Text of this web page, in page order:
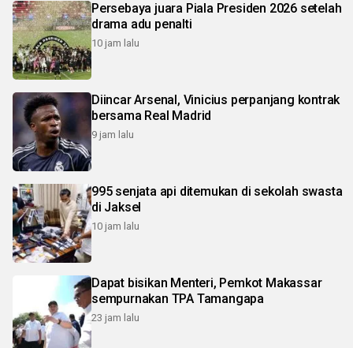
Persebaya juara Piala Presiden 2026 setelah
drama adu penalti
10 jam lalu
Diincar Arsenal, Vinicius perpanjang kontrak
bersama Real Madrid
9 jam lalu
995 senjata api ditemukan di sekolah swasta
di Jaksel
10 jam lalu
Dapat bisikan Menteri, Pemkot Makassar
sempurnakan TPA Tamangapa
23 jam lalu